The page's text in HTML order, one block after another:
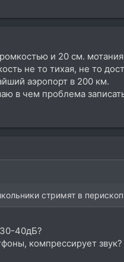
и 20 см.
не то тихая, не то
аэропорт в 200 км.
в чем проблема
стримят в
30-40дБ?
компрессирует звук?